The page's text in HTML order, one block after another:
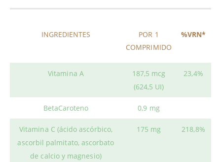
INGREDIENTES
POR 1
COMPRIMIDO
%VRN*
Vitamina A
187,5 mcg
(624,5 UI)
23,4%
BetaCaroteno 0,9 mg
Vitamina C (ácido ascórbico,
ascorbil palmitato, ascorbato
de calcio y magnesio)
175 mg 218,8%